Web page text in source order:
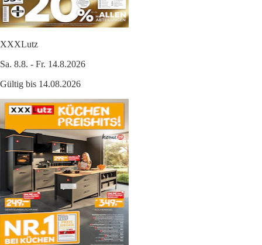
XXXLutz
Sa. 8.8. - Fr. 14.8.2026
Gültig bis 14.08.2026